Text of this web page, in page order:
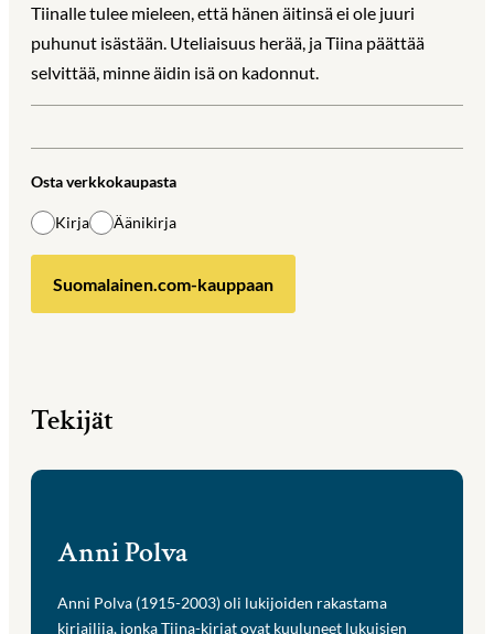
Tiinalle tulee mieleen, että hänen äitinsä ei ole juuri
puhunut isästään. Uteliaisuus herää, ja Tiina päättää
selvittää, minne äidin isä on kadonnut.
Osta verkkokaupasta
Kirja Äänikirja
Suomalainen.com-kauppaan
Tekijät
Anni Polva
Anni Polva (1915-2003) oli lukijoiden rakastama
kirjailija, jonka Tiina-kirjat ovat kuuluneet lukuisien